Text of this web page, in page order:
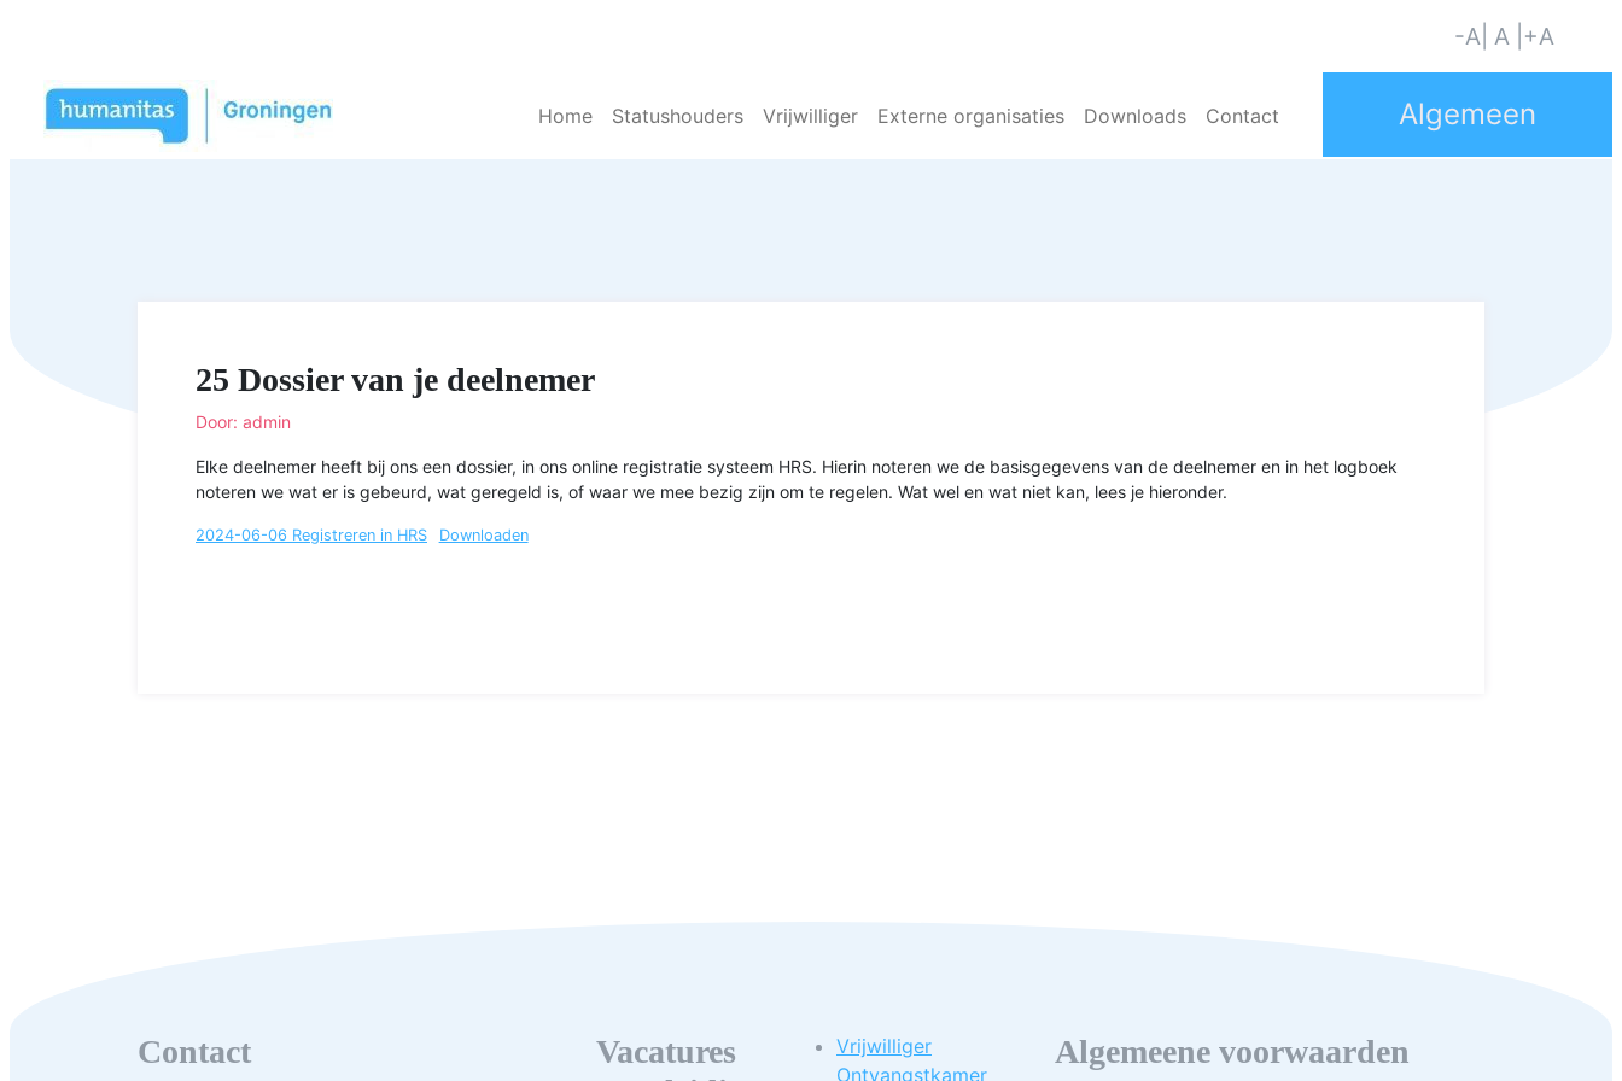
-A | A | +A
Home Statushouders Vrijwilliger Externe organisaties Downloads Contact
25 Dossier van je deelnemer
Door: admin
Elke deelnemer heeft bij ons een dossier, in ons online registratie systeem HRS. Hierin noteren we de basisgegevens van de deelnemer en in het logboek
noteren we wat er is gebeurd, wat geregeld is, of waar we mee bezig zijn om te regelen. Wat wel en wat niet kan, lees je hieronder.
2024-06-06 Registreren in HRS Downloaden
Contact
Vacatures
Vrijwilliger
Ontvangstkamer
Algemeene voorwaarden